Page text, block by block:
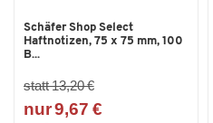
Schäfer Shop Select
Haftnotizen, 75 x 75 mm, 100
B...
statt 13,20 €
nur 9,67 €